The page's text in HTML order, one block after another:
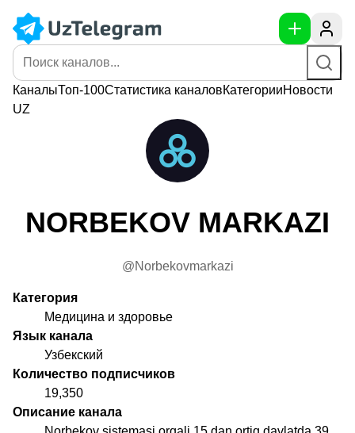
КаналыТоп-100Статистика каналовКатегорииНовости
UZ
NORBEKOV MARKAZI
@Norbekovmarkazi
Категория
Медицина и здоровье
Язык канала
Узбекский
Количество подписчиков
19,350
Описание канала